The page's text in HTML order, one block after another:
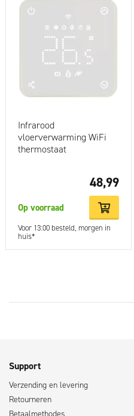
Infrarood
vloerverwarming WiFi
thermostaat
48,99
Op voorraad
Voor 13:00 besteld, morgen in
huis*
Support
Verzending en levering
Retourneren